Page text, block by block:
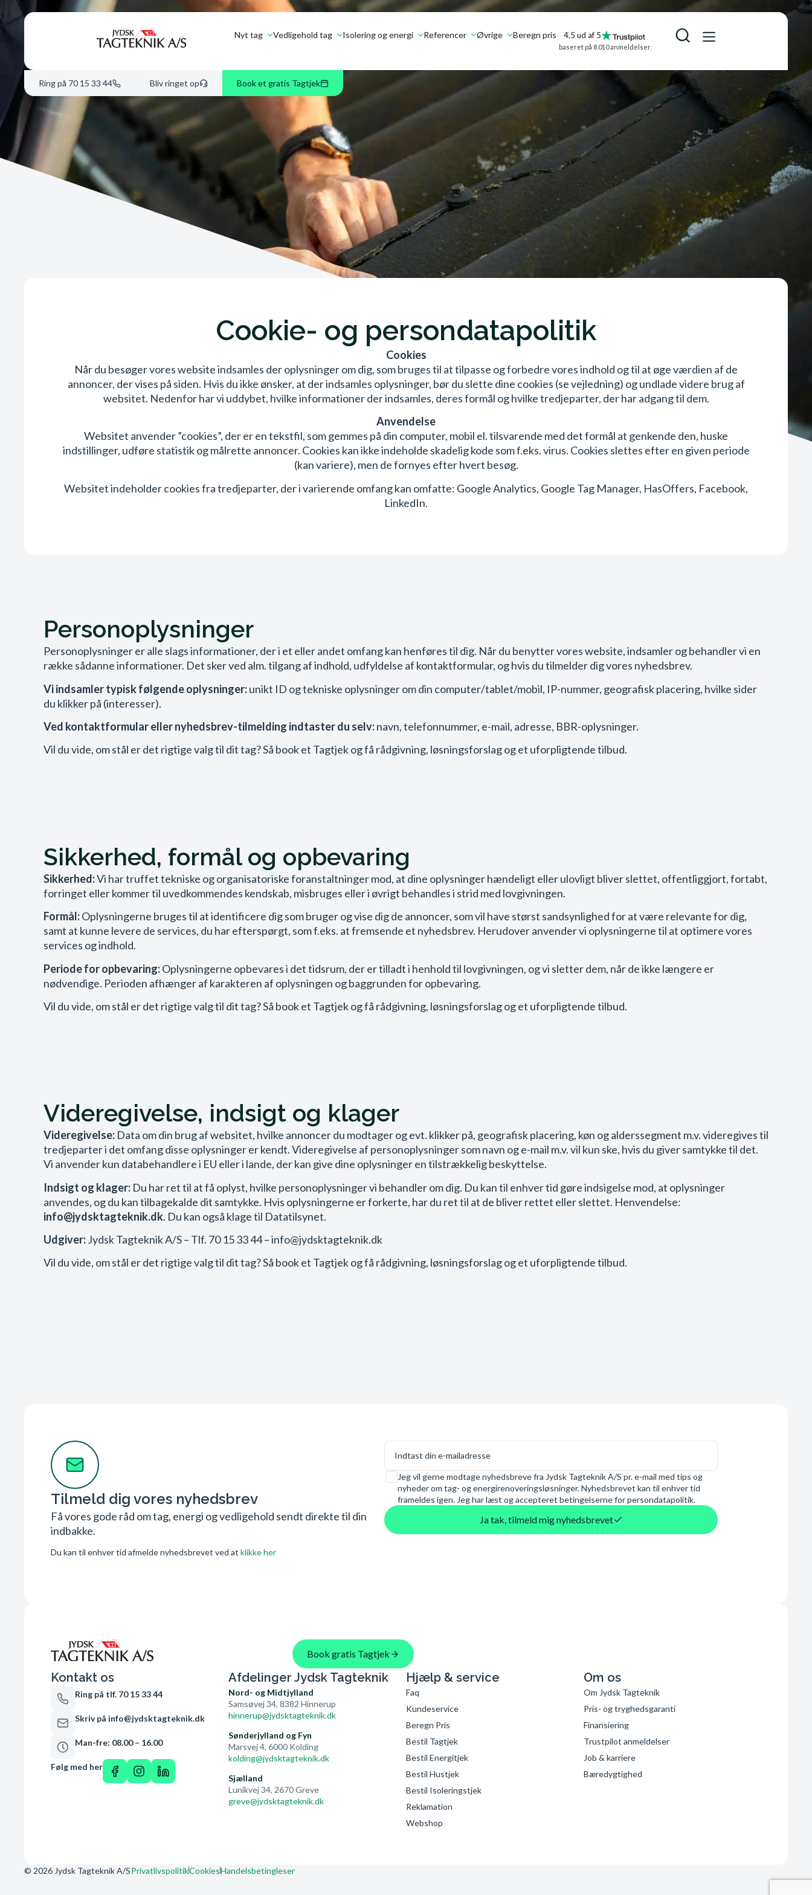
Ring på 70 15 33 44 Bliv ringet op Book et gratis Tagtjek
Nyt tag Vedligehold tag Isolering og energi Referencer Øvrige Beregn pris 4,5 ud af 5
baseret på 8.010 anmeldelser.
Cookie- og persondatapolitik
Cookies
Når du besøger vores website indsamles der oplysninger om dig, som bruges til at tilpasse og forbedre vores indhold og til at øge værdien af de
annoncer, der vises på siden. Hvis du ikke ønsker, at der indsamles oplysninger, bør du slette dine cookies (se vejledning) og undlade videre brug af
websitet. Nedenfor har vi uddybet, hvilke informationer der indsamles, deres formål og hvilke tredjeparter, der har adgang til dem.
Anvendelse
Websitet anvender ”cookies”, der er en tekstfil, som gemmes på din computer, mobil el. tilsvarende med det formål at genkende den, huske
indstillinger, udføre statistik og målrette annoncer. Cookies kan ikke indeholde skadelig kode som f.eks. virus. Cookies slettes efter en given periode
(kan variere), men de fornyes efter hvert besøg.
Websitet indeholder cookies fra tredjeparter, der i varierende omfang kan omfatte: Google Analytics, Google Tag Manager, HasOffers, Facebook,
LinkedIn.
Personoplysninger
Personoplysninger er alle slags informationer, der i et eller andet omfang kan henføres til dig. Når du benytter vores website, indsamler og behandler vi en
række sådanne informationer. Det sker ved alm. tilgang af indhold, udfyldelse af kontaktformular, og hvis du tilmelder dig vores nyhedsbrev.
Vi indsamler typisk følgende oplysninger:unikt ID og tekniske oplysninger om din computer/tablet/mobil, IP-nummer, geografisk placering, hvilke sider
du klikker på (interesser).
Ved kontaktformular eller nyhedsbrev-tilmelding indtaster du selv:navn, telefonnummer, e-mail, adresse, BBR-oplysninger.
Vil du vide, om stål er det rigtige valg til dit tag? Så book et Tagtjek og få rådgivning, løsningsforslag og et uforpligtende tilbud.
Sikkerhed, formål og opbevaring
Sikkerhed:Vi har truffet tekniske og organisatoriske foranstaltninger mod, at dine oplysninger hændeligt eller ulovligt bliver slettet, offentliggjort, fortabt,
forringet eller kommer til uvedkommendes kendskab, misbruges eller i øvrigt behandles i strid med lovgivningen.
Formål:Oplysningerne bruges til at identificere dig som bruger og vise dig de annoncer, som vil have størst sandsynlighed for at være relevante for dig,
samt at kunne levere de services, du har efterspørgt, som f.eks. at fremsende et nyhedsbrev. Herudover anvender vi oplysningerne til at optimere vores
services og indhold.
Periode for opbevaring:Oplysningerne opbevares i det tidsrum, der er tilladt i henhold til lovgivningen, og vi sletter dem, når de ikke længere er
nødvendige. Perioden afhænger af karakteren af oplysningen og baggrunden for opbevaring.
Vil du vide, om stål er det rigtige valg til dit tag? Så book et Tagtjek og få rådgivning, løsningsforslag og et uforpligtende tilbud.
Videregivelse, indsigt og klager
Videregivelse: Data om din brug af websitet, hvilke annoncer du modtager og evt. klikker på, geografisk placering, køn og alderssegment m.v. videregives til
tredjeparter i det omfang disse oplysninger er kendt. Videregivelse af personoplysninger som navn og e-mail m.v. vil kun ske, hvis du giver samtykke til det.
Vi anvender kun databehandlere i EU eller i lande, der kan give dine oplysninger en tilstrækkelig beskyttelse.
Indsigt og klager: Du har ret til at få oplyst, hvilke personoplysninger vi behandler om dig. Du kan til enhver tid gøre indsigelse mod, at oplysninger
anvendes, og du kan tilbagekalde dit samtykke. Hvis oplysningerne er forkerte, har du ret til at de bliver rettet eller slettet. Henvendelse:
info@jydsktagteknik.dk. Du kan også klage til Datatilsynet.
Udgiver:Jydsk Tagteknik A/S – Tlf. 70 15 33 44 – info@jydsktagteknik.dk
Vil du vide, om stål er det rigtige valg til dit tag? Så book et Tagtjek og få rådgivning, løsningsforslag og et uforpligtende tilbud.
Tilmeld dig vores nyhedsbrev
Få vores gode råd om tag, energi og vedligehold sendt direkte til din
indbakke.
Du kan til enhver tid afmelde nyhedsbrevet ved at klikke her
E-mail
Samtykke
Jeg vil gerne modtage nyhedsbreve fra Jydsk Tagteknik A/S pr. e-mail med tips og
nyheder om tag- og energirenoveringsløsninger. Nyhedsbrevet kan til enhver tid
frameldes igen. Jeg har læst og accepteret betingelserne for persondatapolitik.
Ja tak, tilmeld mig nyhedsbrevet
Book gratis Tagtjek
Kontakt os
Ring på tlf. 70 15 33 44
Skriv på info@jydsktagteknik.dk
Man-fre: 08.00 – 16.00
Følg med her
Afdelinger Jydsk Tagteknik
Nord- og Midtjylland
Samsøvej 34, 8382 Hinnerup
hinnerup@jydsktagteknik.dk
Sønderjylland og Fyn
Marsvej 4, 6000 Kolding
kolding@jydsktagteknik.dk
Sjælland
Lunikvej 34, 2670 Greve
greve@jydsktagteknik.dk
Hjælp & service
Faq
Kundeservice
Beregn Pris
Bestil Tagtjek
Bestil Energitjek
Bestil Hustjek
Bestil Isoleringstjek
Reklamation
Webshop
Om os
Om Jydsk Tagteknik
Pris- og tryghedsgaranti
Finansiering
Trustpilot anmeldelser
Job & karriere
Bæredygtighed
© 2026 Jydsk Tagteknik A/SPrivatlivspolitikCookiesHandelsbetingleser